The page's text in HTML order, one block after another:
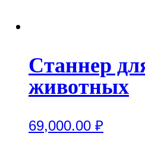
Станнер
животных
69,000.00 ₽